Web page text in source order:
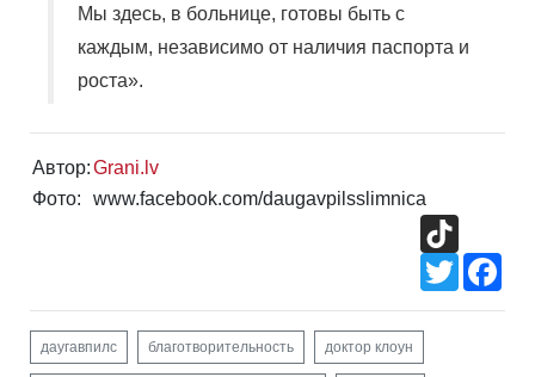
Мы здесь, в больнице, готовы быть с
каждым, независимо от наличия паспорта и
роста».
Автор:Grani.lv
Фото:
www.facebook.com/daugavpilsslimnica
Twitter
даугавпилс благотворительность доктор клоун